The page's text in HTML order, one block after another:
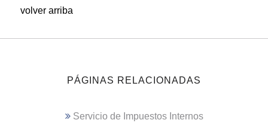
volver arriba
PÁGINAS RELACIONADAS
Servicio de Impuestos Internos